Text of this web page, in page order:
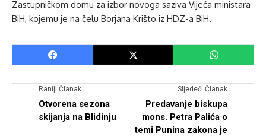
Zastupničkom domu za izbor novoga saziva Vijeća ministara
BiH, kojemu je na čelu Borjana Krišto iz HDZ-a BiH.
Raniji Članak
Otvorena sezona
skijanja na Blidinju
Sljedeći Članak
Predavanje biskupa
mons. Petra Palića o
temi Punina zakona je